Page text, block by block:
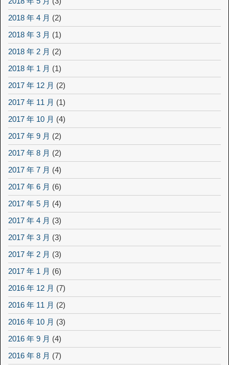
2018 年 4 月 (2)
2018 年 3 月 (1)
2018 年 2 月 (2)
2018 年 1 月 (1)
2017 年 12 月 (2)
2017 年 11 月 (1)
2017 年 10 月 (4)
2017 年 9 月 (2)
2017 年 8 月 (2)
2017 年 7 月 (4)
2017 年 6 月 (6)
2017 年 5 月 (4)
2017 年 4 月 (3)
2017 年 3 月 (3)
2017 年 2 月 (3)
2017 年 1 月 (6)
2016 年 12 月 (7)
2016 年 11 月 (2)
2016 年 10 月 (3)
2016 年 9 月 (4)
2016 年 8 月 (7)